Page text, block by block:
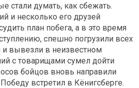
стали думать, как сбежать.
и несколько его друзей
план побега, а в это время
спешно погрузили всех
и вывезли в неизвестном
с товарищами сумел дойти
бойцов вновь направили
встретил в Кёнигсберге.